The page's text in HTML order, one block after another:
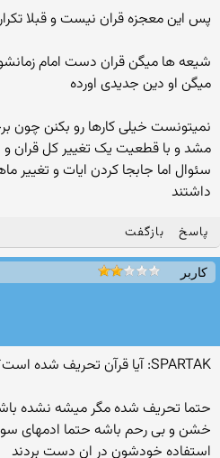
پس این معجزه قران نیست و قبلا
شیعه ها میگن قران دست امام
میگن او دین جدیدی اورده
نمیتونست خیلی کارها رو بکنن چون
مشد و با قطعیت یک تغییر کل قران
سئوال اما جابجا کردن ایات و تغییر
داشتند
پاسخ بازگفت
کاربر
SPARTAK: آیا قرآن تحریف شده است؟
حتما تحریف شده مگر میشه نشده
خشن و بی رحم باشه حتما ادمهای
استفاده خودشون در ان دست بردند